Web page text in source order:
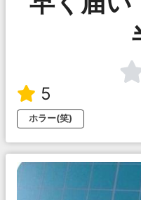
5
ホラー(笑)